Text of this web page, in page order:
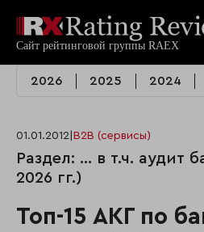
2026 2025 2024
01.01.2012 B2B (сервисы)
Раздел: ... в т.ч. аудит
2026 гг.)
Топ-15 АКГ по